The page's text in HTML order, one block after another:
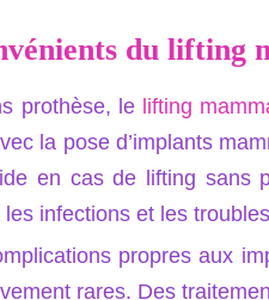
du lifting
prothèse, le lifting
la pose d’implants
en cas de lifting sans
infections et les
propres aux
rares. Des